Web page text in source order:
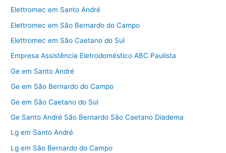
Elettromec em Santo André
Elettromec em São Bernardo do Campo
Elettromec em São Caetano do Sul
Empresa Assistência Eletrodoméstico ABC Paulista
Ge em Santo André
Ge em São Bernardo do Campo
Ge em São Caetano do Sul
Ge Santo André São Bernardo São Caetano Diadema
Lg em Santo André
Lg em São Bernardo do Campo